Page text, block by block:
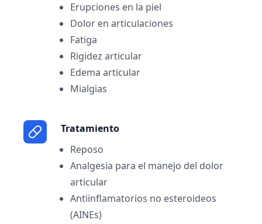
Erupciones en la piel
Dolor en articulaciones
Fatiga
Rigidez articular
Edema articular
Mialgias
Tratamiento
Reposo
Analgesia para el manejo del dolor
articular
Antiinflamatorios no esteroideos
(AINEs)